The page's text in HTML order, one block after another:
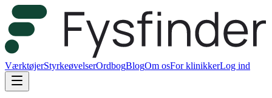
VærktøjerStyrkeøvelserOrdbogBlogOm osFor klinikkerLog ind